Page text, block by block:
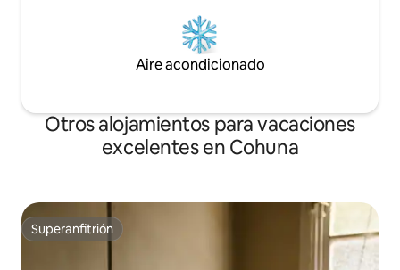
Aire acondicionado
Otros alojamientos para vacaciones
excelentes en Cohuna
Superanfitrión
Superanfitrión